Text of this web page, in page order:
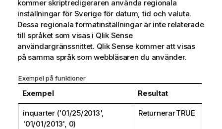
kommer skriptredigeraren använda regionala
inställningar för Sverige för datum, tid och valuta.
Dessa regionala formatinställningar är inte relaterade
till språket som visas i Qlik Sense
användargränssnittet. Qlik Sense kommer att visas
på samma språk som webbläsaren du använder.
Exempel på funktioner
Exempel Resultat
inquarter ('01/25/2013',
'01/01/2013', 0)
Returnerar TRUE